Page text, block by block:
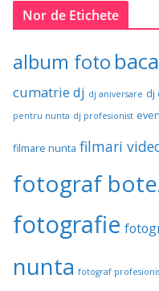
Nor de Etichete
album foto
cumatrie dj dj aniversare dj
pentru nunta dj profesionist
filmare nunta filmari
fotograf
fotografie
nunta fotograf